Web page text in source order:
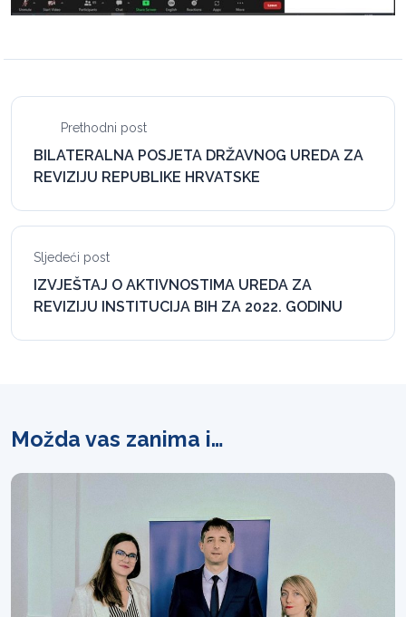
Prethodni post
BILATERALNA POSJETA DRŽAVNOG UREDA ZA
REVIZIJU REPUBLIKE HRVATSKE
Sljedeći post
IZVJEŠTAJ O AKTIVNOSTIMA UREDA ZA
REVIZIJU INSTITUCIJA BIH ZA 2022. GODINU
Možda vas zanima i…